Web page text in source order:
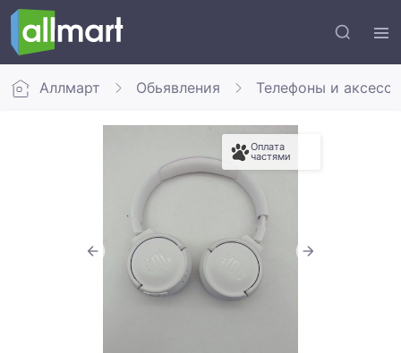
Аллмарт Обьявления Телефоны и
Оплата
частями